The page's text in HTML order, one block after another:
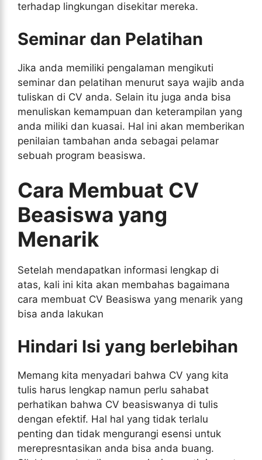
terhadap lingkungan disekitar mereka.
Seminar dan Pelatihan
Jika anda memiliki pengalaman mengikuti
seminar dan pelatihan menurut saya wajib anda
tuliskan di CV anda. Selain itu juga anda bisa
menuliskan kemampuan dan keterampilan yang
anda miliki dan kuasai. Hal ini akan memberikan
penilaian tambahan anda sebagai pelamar
sebuah program beasiswa.
Cara Membuat CV
Beasiswa yang
Menarik
Setelah mendapatkan informasi lengkap di
atas, kali ini kita akan membahas bagaimana
cara membuat CV Beasiswa yang menarik yang
bisa anda lakukan
Hindari Isi yang berlebihan
Memang kita menyadari bahwa CV yang kita
tulis harus lengkap namun perlu sahabat
perhatikan bahwa CV beasiswanya di tulis
dengan efektif. Hal hal yang tidak terlalu
penting dan tidak mengurangi esensi untuk
merepresntasikan anda bisa anda buang.